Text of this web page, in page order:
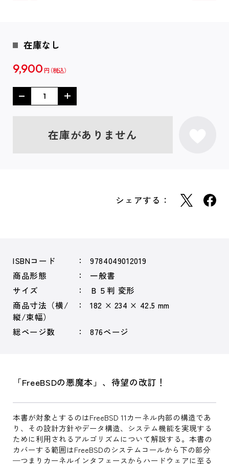
在庫なし
9,900 円
在庫がありません
シェアする：
ISBNコード
9784049012019
商品形態
一般書
サイズ
Ｂ５判 変形
商品寸法（横/
縦/束幅）
182 × 234 × 42.5 mm
総ページ数 876ページ
「FreeBSDの悪魔本」、待望の改訂！
本書が対象とするのはFreeBSD 11カーネル内部の構造であ
り、その設計方針やデータ構造、システム機能を実現する
ために利用されるアルゴリズムについて解説する。本書の
カバーする範囲はFreeBSDのシステムコールから下の部分
─つまりカーネルインタフェースからハードウェアに至る